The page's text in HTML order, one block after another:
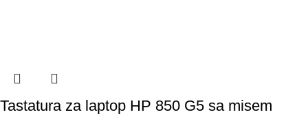
Tastatura za laptop HP 850 G5 sa misem